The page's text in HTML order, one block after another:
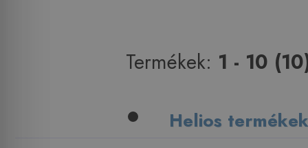
Termékek: 1 - 10
Helios termékek